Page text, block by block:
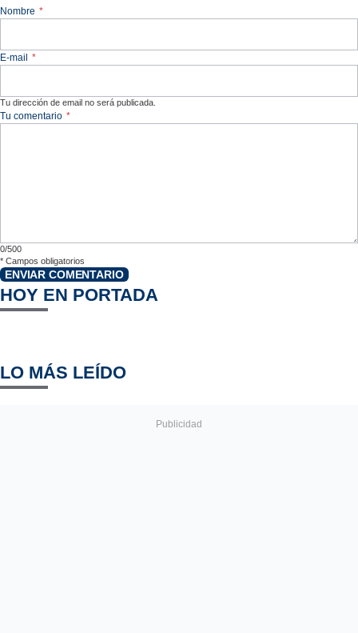
Nombre *
E-mail *
Tu dirección de email no será publicada.
Tu comentario *
0/500
* Campos obligatorios
ENVIAR COMENTARIO
HOY EN PORTADA
LO MÁS LEÍDO